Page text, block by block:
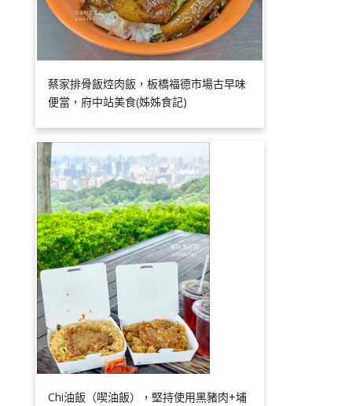
蔡家排骨飯焢肉飯，板橋福德市場古早味
便當，府中站美食(姊姊食記)
Chi油飯（喫油飯），堅持使用黑豬肉+埔